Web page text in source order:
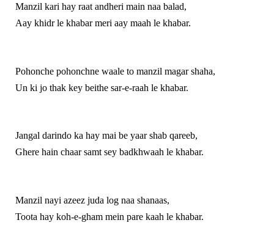
Manzil kari hay raat andheri main naa balad,
Aay khidr le khabar meri aay maah le khabar.
Pohonche pohonchne waale to manzil magar shaha,
Un ki jo thak key beithe sar-e-raah le khabar.
Jangal darindo ka hay mai be yaar shab qareeb,
Ghere hain chaar samt sey badkhwaah le khabar.
Manzil nayi azeez juda log naa shanaas,
Toota hay koh-e-gham mein pare kaah le khabar.